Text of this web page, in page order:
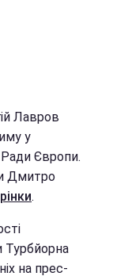
Лавров
у
Ради Європи.
Дмитро
.
Турбйорна
на прес-